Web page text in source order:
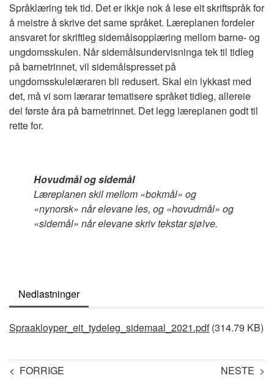
Språklæring tek tid. Det er ikkje nok å lese eit skriftspråk for
å meistre å skrive det same språket. Læreplanen fordeler
ansvaret for skriftleg sidemålsopplæring mellom barne- og
ungdomsskulen. Når sidemålsundervisninga tek til tidleg
på barnetrinnet, vil sidemålspresset på
ungdomsskulelæraren bli redusert. Skal ein lykkast med
det, må vi som lærarar tematisere språket tidleg, allereie
dei første åra på barnetrinnet. Det legg læreplanen godt til
rette for.
Hovudmål og sidemål
Læreplanen skil mellom «bokmål» og
«nynorsk» når elevane les, og «hovudmål» og
«sidemål» når elevane skriv tekstar sjølve.
Nedlastninger
Document
Spraakloyper_eit_tydeleg_sidemaal_2021.pdf (314.79 KB)
< FORRIGE NESTE >